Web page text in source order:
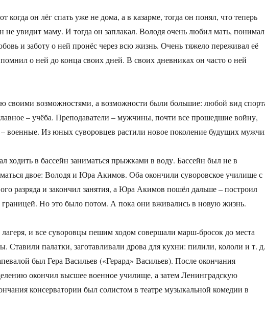
когда он лёг спать уже не дома, а в казарме, тогда он понял, что теперь
не увидит маму. И тогда он заплакал. Володя очень любил мать,
и заботу о ней пронёс через всю жизнь. Очень тяжело переживал её
о ней до конца своих дней. В своих дневниках он часто о ней
своими возможностями, а возможности были большие: любой вид
– учёба. Преподаватели – мужчины, почти все прошедшие войну,
– военные. Из юных суворовцев растили новое поколение будущих
ходить в бассейн заниматься прыжками в воду. Бассейн был не в
двое: Володя и Юра Акимов. Оба окончили суворовское училище с
разряда и закончил занятия, а Юра Акимов пошёл дальше – построил
границей. Но это было потом. А пока они вживались в новую жизнь.
и все суворовцы пешим ходом совершали марш-бросок до места
Ставили палатки, заготавливали дрова для кухни: пилили, кололи и т.
был Гера Васильев («Герард» Васильев). После окончания
окончил высшее военное училище, а затем Ленинградскую
консерватории был солистом в театре музыкальной комедии в